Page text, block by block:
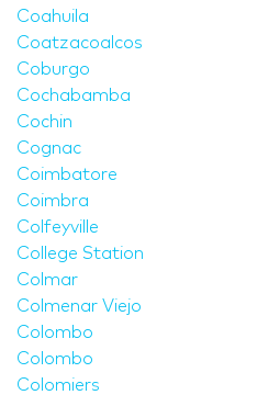
Coahuila
Coatzacoalcos
Coburgo
Cochabamba
Cochin
Cognac
Coimbatore
Coimbra
Colfeyville
College Station
Colmar
Colmenar Viejo
Colombo
Colombo
Colomiers